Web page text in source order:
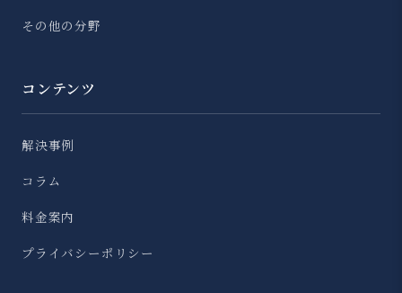
その他の分野
コンテンツ
解決事例
コラム
料金案内
プライバシーポリシー